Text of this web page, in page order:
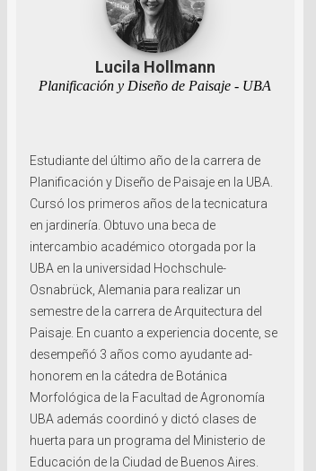
Lucila Hollmann
Planificación y Diseño de Paisaje - UBA
Estudiante del último año de la carrera de
Planificación y Diseño de Paisaje en la UBA.
Cursó los primeros años de la tecnicatura
en jardinería. Obtuvo una beca de
intercambio académico otorgada por la
UBA en la universidad Hochschule-
Osnabrück, Alemania para realizar un
semestre de la carrera de Arquitectura del
Paisaje. En cuanto a experiencia docente, se
desempeñó 3 años como ayudante ad-
honorem en la cátedra de Botánica
Morfológica de la Facultad de Agronomía
UBA además coordinó y dictó clases de
huerta para un programa del Ministerio de
Educación de la Ciudad de Buenos Aires.